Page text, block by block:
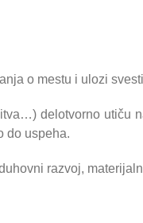
o mestu i ulozi
delotvorno utiču
do uspeha.
razvoj,